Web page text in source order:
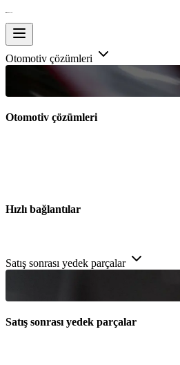
Otomotiv çözümleri
Otomotiv çözümleri
Hızlı bağlantılar
Satış sonrası yedek parçalar
Satış sonrası yedek parçalar